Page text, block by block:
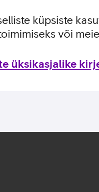
küpsiste
või
üksikasjalike
tagab sujuva
üles seada ka
Gaming 5